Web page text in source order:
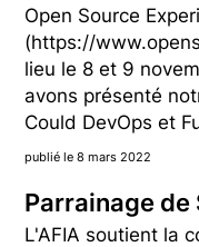
Open Source
(https://
lieu le 8 et 9
avons présenté
Could DevOps et
publié le 8 mars 2022
Parrainage de
L'AFIA soutient la